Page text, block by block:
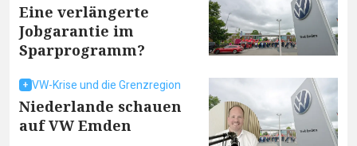
Eine verlängerte
Jobgarantie im
Sparprogramm?
VW-Krise und die Grenzregion
Niederlande schauen
auf VW Emden